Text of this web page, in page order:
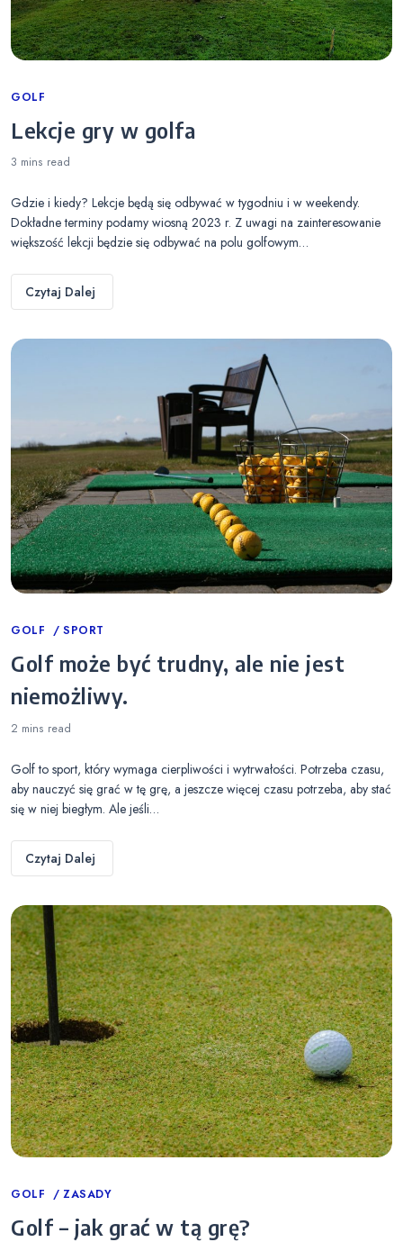
Categories
GOLF
Lekcje gry w golfa
3 mins read
Gdzie i kiedy? Lekcje będą się odbywać w tygodniu i w weekendy.
Dokładne terminy podamy wiosną 2023 r. Z uwagi na zainteresowanie
większość lekcji będzie się odbywać na polu golfowym…
Czytaj Dalej
Categories
GOLF SPORT
Golf może być trudny, ale nie jest
niemożliwy.
2 mins read
Golf to sport, który wymaga cierpliwości i wytrwałości. Potrzeba czasu,
aby nauczyć się grać w tę grę, a jeszcze więcej czasu potrzeba, aby stać
się w niej biegłym. Ale jeśli…
Czytaj Dalej
Categories
GOLF ZASADY
Golf – jak grać w tą grę?